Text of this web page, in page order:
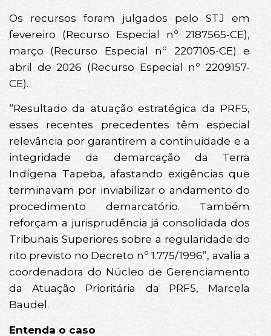
Os recursos foram julgados pelo STJ em
fevereiro (Recurso Especial nº 2187565-CE),
março (Recurso Especial nº 2207105-CE) e
abril de 2026 (Recurso Especial nº 2209157-
CE).
“Resultado da atuação estratégica da PRF5,
esses recentes precedentes têm especial
relevância por garantirem a continuidade e a
integridade da demarcação da Terra
Indígena Tapeba, afastando exigências que
terminavam por inviabilizar o andamento do
procedimento demarcatório. Também
reforçam a jurisprudência já consolidada dos
Tribunais Superiores sobre a regularidade do
rito previsto no Decreto nº 1.775/1996”, avalia a
coordenadora do Núcleo de Gerenciamento
da Atuação Prioritária da PRF5, Marcela
Baudel.
Entenda o caso